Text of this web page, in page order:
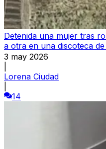
Detenida una mujer tras
a otra en una discoteca
3 may 2026
Lorena Ciudad
14